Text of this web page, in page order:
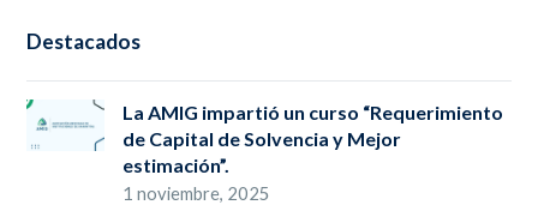
Destacados
La AMIG impartió un curso “Requerimiento
de Capital de Solvencia y Mejor
estimación”.
1 noviembre, 2025